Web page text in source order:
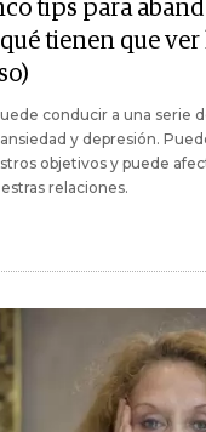
tips para
tienen que ver
conducir a una serie
y depresión.
objetivos y puede
relaciones.